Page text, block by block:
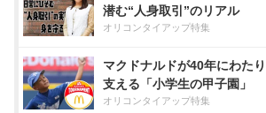
潜む“人身取引”のリアル
オリコンタイアップ特集
マクドナルドが40年にわたり
支える「小学生の甲子園」
オリコンタイアップ特集